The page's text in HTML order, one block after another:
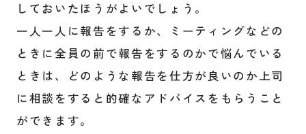
しておいたほうがよいでしょう。
一人一人に報告をするか、ミーティングなどの
ときに全員の前で報告をするのかで悩んでいる
ときは、どのような報告を仕方が良いのか上司
に相談をすると的確なアドバイスをもらうこと
ができます。